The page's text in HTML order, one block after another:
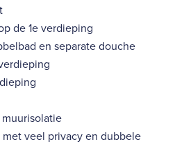
de 1e verdieping
en separate douche
muurisolatie
veel privacy en dubbele